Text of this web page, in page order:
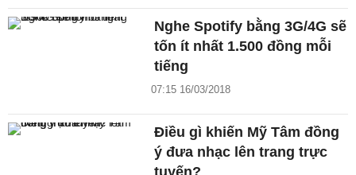
Nghe Spotify bằng 3G/4G sẽ
tốn ít nhất 1.500 đồng mỗi
tiếng
07:15 16/03/2018
Điều gì khiến Mỹ Tâm đồng
ý đưa nhạc lên trang trực
tuyến?